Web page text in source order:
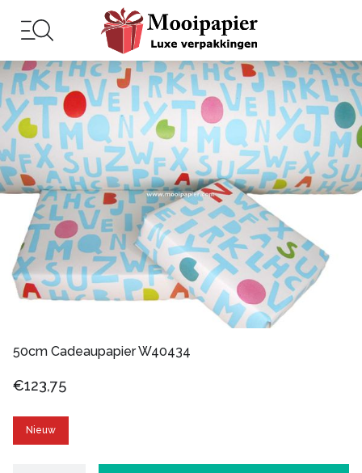
50cm Cadeaupapier W40434
€123,75
Nieuw